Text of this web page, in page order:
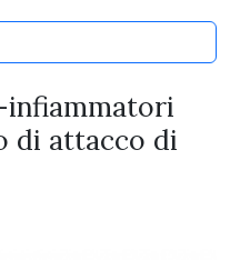
di attacco di